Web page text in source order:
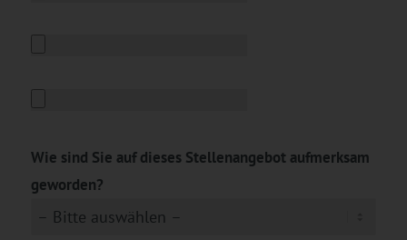
Wie sind Sie auf dieses Stellenangebot aufmerksam
geworden?